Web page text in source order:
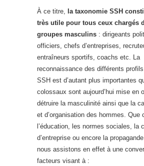
À ce titre, la taxonomie SSH
très utile pour tous ceux chargés
groupes masculins : dirigeants
officiers, chefs d’entreprises,
entraîneurs sportifs, coachs etc. La
reconnaissance des différents
SSH est d’autant plus importantes
colossaux sont aujourd’hui mise en
détruire la masculinité ainsi que la
et d’organisation des hommes. Que
l’éducation, les normes sociales, la
d’entreprise ou encore la
nous assistons en effet à une
facteurs visant à :